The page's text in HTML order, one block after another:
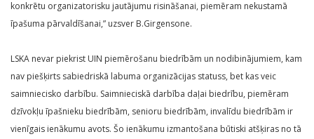
konkrētu organizatorisku jautājumu risināšanai, piemēram nekustamā
īpašuma pārvaldīšanai,” uzsver B.Girgensone.
LSKA nevar piekrist UIN piemērošanu biedrībām un nodibinājumiem, kam
nav piešķirts sabiedriskā labuma organizācijas statuss, bet kas veic
saimniecisko darbību. Saimnieciskā darbība daļai biedrību, piemēram
dzīvokļu īpašnieku biedrībām, senioru biedrībām, invalīdu biedrībām ir
vienīgais ienākumu avots. Šo ienākumu izmantošana būtiski atšķiras no tā